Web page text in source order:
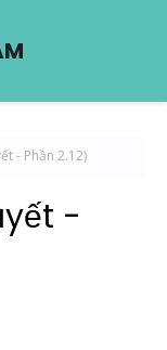
- Phần 2.12)
-